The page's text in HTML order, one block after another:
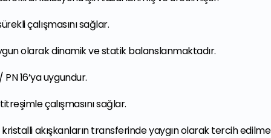
çalışmasını sağlar.
olarak dinamik ve statik balanslanmaktadır.
16’ya uygundur.
çalışmasını sağlar.
akışkanların transferinde yaygın olarak tercih